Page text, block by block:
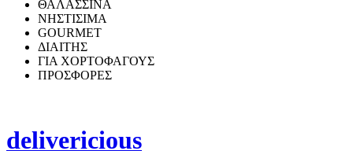
ΘΑΛΑΣΣΙΝΑ
ΝΗΣΤΙΣΙΜΑ
GOURMET
ΔΙΑΙΤΗΣ
ΓΙΑ ΧΟΡΤΟΦΑΓΟΥΣ
ΠΡΟΣΦΟΡΕΣ
delivericious